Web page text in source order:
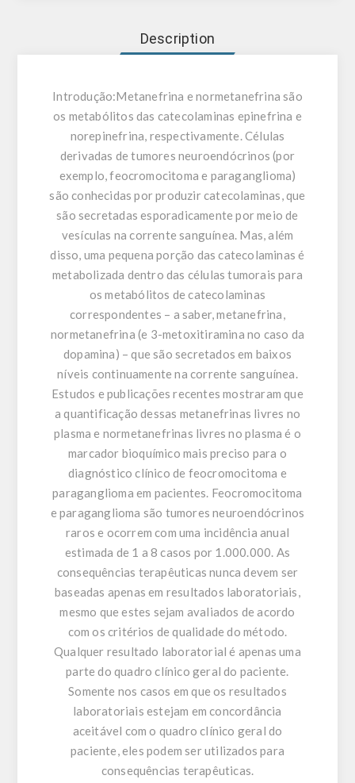
Description
Introdução:Metanefrina e normetanefrina são
os metabólitos das catecolaminas epinefrina e
norepinefrina, respectivamente. Células
derivadas de tumores neuroendócrinos (por
exemplo, feocromocitoma e paraganglioma)
são conhecidas por produzir catecolaminas, que
são secretadas esporadicamente por meio de
vesículas na corrente sanguínea. Mas, além
disso, uma pequena porção das catecolaminas é
metabolizada dentro das células tumorais para
os metabólitos de catecolaminas
correspondentes – a saber, metanefrina,
normetanefrina (e 3-metoxitiramina no caso da
dopamina) – que são secretados em baixos
níveis continuamente na corrente sanguínea.
Estudos e publicações recentes mostraram que
a quantificação dessas metanefrinas livres no
plasma e normetanefrinas livres no plasma é o
marcador bioquímico mais preciso para o
diagnóstico clínico de feocromocitoma e
paraganglioma em pacientes. Feocromocitoma
e paraganglioma são tumores neuroendócrinos
raros e ocorrem com uma incidência anual
estimada de 1 a 8 casos por 1.000.000. As
consequências terapêuticas nunca devem ser
baseadas apenas em resultados laboratoriais,
mesmo que estes sejam avaliados de acordo
com os critérios de qualidade do método.
Qualquer resultado laboratorial é apenas uma
parte do quadro clínico geral do paciente.
Somente nos casos em que os resultados
laboratoriais estejam em concordância
aceitável com o quadro clínico geral do
paciente, eles podem ser utilizados para
consequências terapêuticas.